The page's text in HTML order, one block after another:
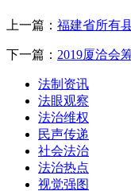
上一篇： 福建省所有
下一篇： 2019厦洽会
法制资讯
法眼观察
法治维权
民声传递
社会法治
法治热点
视觉强图